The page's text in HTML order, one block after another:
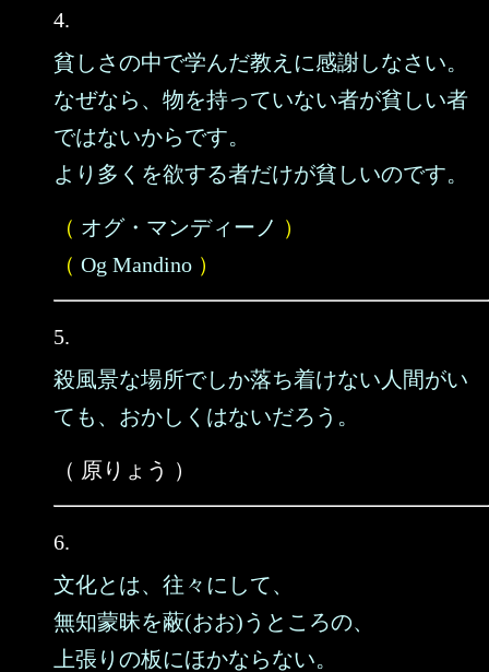
4.
貧しさの中で学んだ教えに感謝しなさい。
なぜなら、物を持っていない者が貧しい者
ではないからです。
より多くを欲する者だけが貧しいのです。
（ オグ・マンディーノ ）
（ Og Mandino ）
5.
殺風景な場所でしか落ち着けない人間がい
ても、おかしくはないだろう。
（ 原りょう ）
6.
文化とは、往々にして、
無知蒙昧を蔽(おお)うところの、
上張りの板にほかならない。